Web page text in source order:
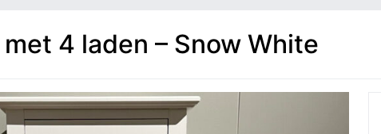
4 laden – Snow White